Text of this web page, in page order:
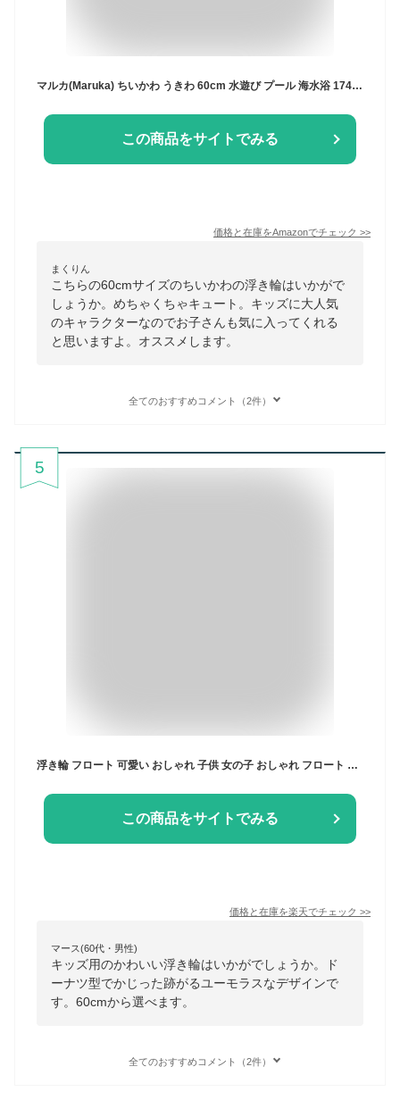
マルカ(Maruka) ちいかわ うきわ 60cm 水遊び プール 海水浴 174895
この商品をサイトでみる
価格と在庫をAmazonでチェック >>
まくりん
こちらの60cmサイズのちいかわの浮き輪はいかがで
しょうか。めちゃくちゃキュート。キッズに大人気
のキャラクターなのでお子さんも気に入ってくれる
と思いますよ。オススメします。
全てのおすすめコメント（2件）
5
浮き輪 フロート 可愛い おしゃれ 子供 女の子 おしゃれ フロート うきわ 海水浴 夏 海 川 ビーチ プール おもしろ浮輪 オシャレ浮輪 うきわ 浮輪 キッズ 60cm/70cm//80cm//90cm//120cm
この商品をサイトでみる
価格と在庫を楽天でチェック >>
マース(60代・男性)
キッズ用のかわいい浮き輪はいかがでしょうか。ド
ーナツ型でかじった跡がるユーモラスなデザインで
す。60cmから選べます。
全てのおすすめコメント（2件）